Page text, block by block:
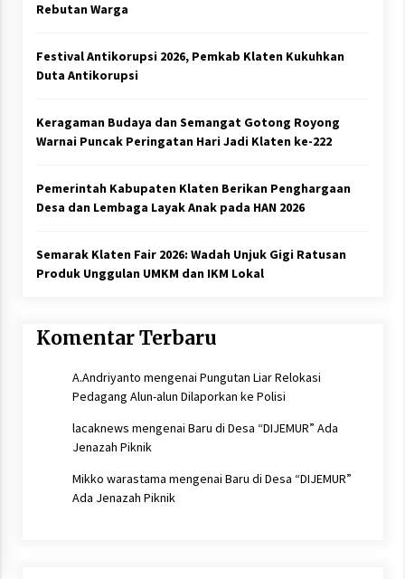
Rebutan Warga
Festival Antikorupsi 2026, Pemkab Klaten Kukuhkan
Duta Antikorupsi
Keragaman Budaya dan Semangat Gotong Royong
Warnai Puncak Peringatan Hari Jadi Klaten ke-222
Pemerintah Kabupaten Klaten Berikan Penghargaan
Desa dan Lembaga Layak Anak pada HAN 2026
Semarak Klaten Fair 2026: Wadah Unjuk Gigi Ratusan
Produk Unggulan UMKM dan IKM Lokal
Komentar Terbaru
A.Andriyanto mengenai Pungutan Liar Relokasi
Pedagang Alun-alun Dilaporkan ke Polisi
lacaknews mengenai Baru di Desa “DIJEMUR” Ada
Jenazah Piknik
Mikko warastama mengenai Baru di Desa “DIJEMUR”
Ada Jenazah Piknik